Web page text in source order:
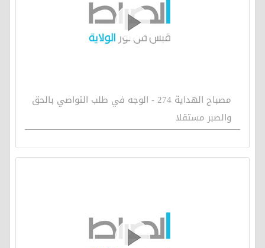
مصباح الهداية 274 - الوجه في طلب التواصي بالحق
والصبر مستقلا